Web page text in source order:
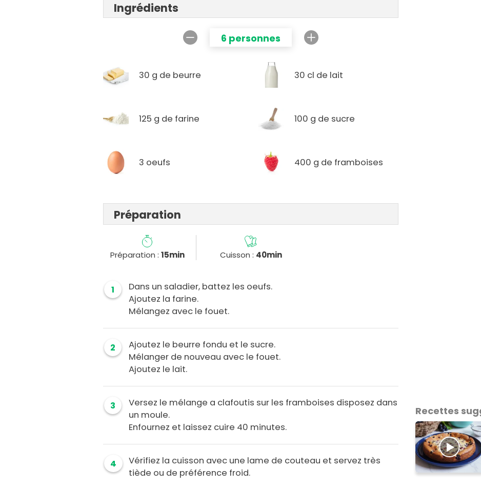
Ingrédients
6 personnes
30 g de beurre 30 cl de lait
125 g de farine 100 g de sucre
3 oeufs 400 g de framboises
Préparation
Préparation : 15min Cuisson : 40min
1
Dans un saladier, battez les oeufs.
Ajoutez la farine.
Mélangez avec le fouet.
2
Ajoutez le beurre fondu et le sucre.
Mélanger de nouveau avec le fouet.
Ajoutez le lait.
3
Versez le mélange a clafoutis sur les framboises disposez dans
un moule.
Enfournez et laissez cuire 40 minutes.
4
Vérifiez la cuisson avec une lame de couteau et servez très
tiède ou de préférence froid.
Recettes